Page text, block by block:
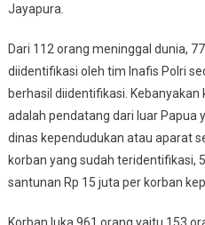
Jayapura.
Dari 112 orang meninggal dunia,
diidentifikasi oleh tim Inafis Polri
berhasil diidentifikasi.
adalah pendatang dari luar Papua
dinas kependudukan atau aparat
korban yang sudah teridentifikasi,
santunan Rp 15 juta per korban
Korban luka 961 orang yaitu 153